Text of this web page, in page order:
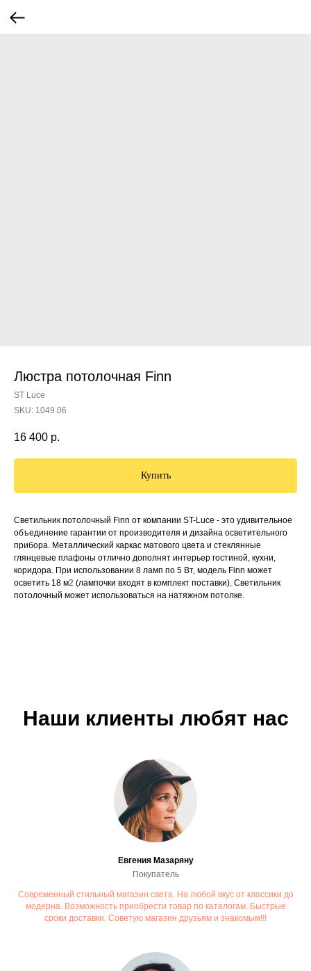
Люстра потолочная Finn
ST Luce
SKU: 1049.06
16 400 р.
Купить
Светильник потолочный Finn от компании ST-Luce - это удивительное
объединение гарантии от производителя и дизайна осветительного
прибора. Металлический каркас матового цвета и стеклянные
глянцевые плафоны отлично дополнят интерьер гостиной, кухни,
коридора. При использовании 8 ламп по 5 Вт, модель Finn может
осветить 18 м2 (лампочки входят в комплект поставки). Светильник
потолочный может использоваться на натяжном потолке.
Наши клиенты любят нас
Евгения Мазаряну
Покупатель
Современный стильный магазин света. На любой вкус от классики до
модерна. Возможность приобрести товар по каталогам. Быстрые
сроки доставки. Советую магазин друзьям и знакомым!!!